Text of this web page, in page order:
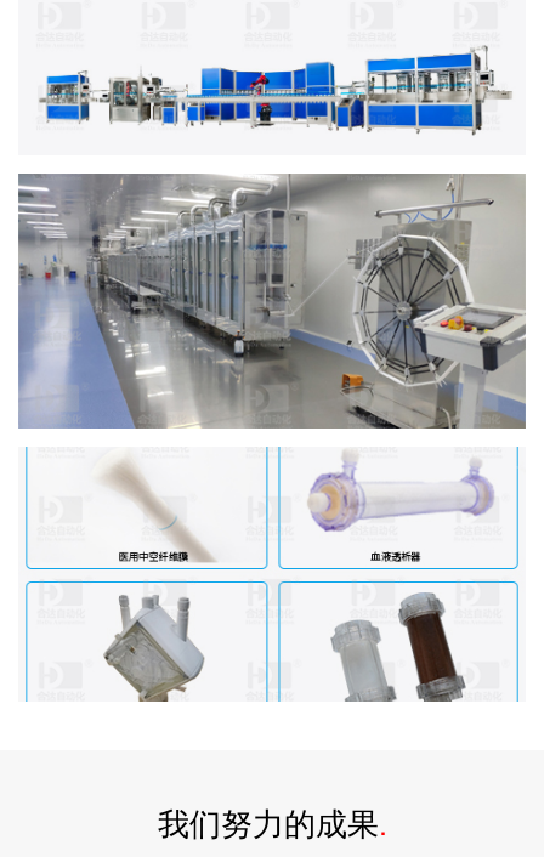
我们努力的成果.